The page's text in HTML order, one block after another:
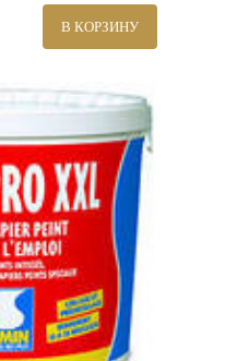
В КОРЗИНУ